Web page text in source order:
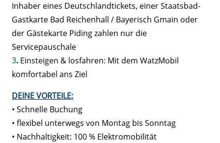
Inhaber eines Deutschlandtickets, einer Staatsbad-
Gastkarte Bad Reichenhall / Bayerisch Gmain oder
der Gästekarte Piding zahlen nur die
Servicepauschale
3. Einsteigen & losfahren: Mit dem WatzMobil
komfortabel ans Ziel
DEINE VORTEILE:
• Schnelle Buchung
• flexibel unterwegs von Montag bis Sonntag
• Nachhaltigkeit: 100 % Elektromobilität